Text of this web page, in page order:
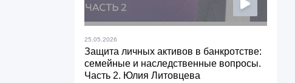
25.05.2026
Защита личных активов в банкротстве:
семейные и наследственные вопросы.
Часть 2. Юлия Литовцева